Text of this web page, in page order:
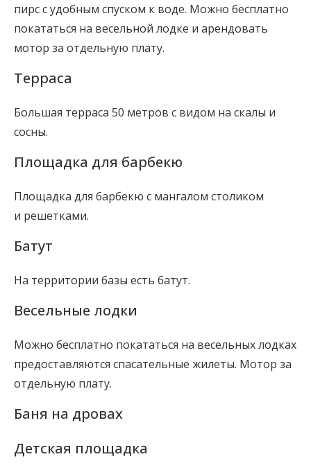
пирс с удобным спуском к воде. Можно бесплатно
покататься на весельной лодке и арендовать
мотор за отдельную плату.
Терраса
Большая терраса 50 метров с видом на скалы и
сосны.
Площадка для барбекю
Площадка для барбекю с мангалом столиком
и решетками.
Батут
На территории базы есть батут.
Весельные лодки
Можно бесплатно покататься на весельных лодках
предоставляются спасательные жилеты. Мотор за
отдельную плату.
Баня на дровах
Детская площадка